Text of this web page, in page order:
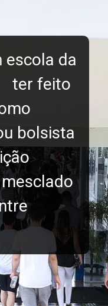
escola da
ter feito
bolsista